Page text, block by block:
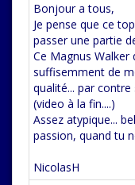
Bonjour a tous,
Je pense que ce
passer une partie
Ce Magnus Walker
suffisemment de
qualité... par
(video à la fin....)
Assez atypique...
passion, quand tu
NicolasH